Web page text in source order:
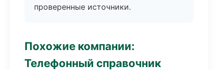
проверенные источники.
Похожие компании:
Телефонный справочник